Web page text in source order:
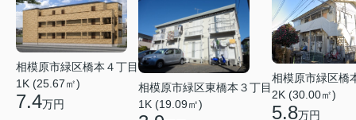
相模原市緑区橋本４丁目
1K (25.67㎡)
7.4万円
相模原市緑区東橋本３丁目
1K (19.09㎡)
相模原市緑区橋
2K (30.00㎡)
5.8万円